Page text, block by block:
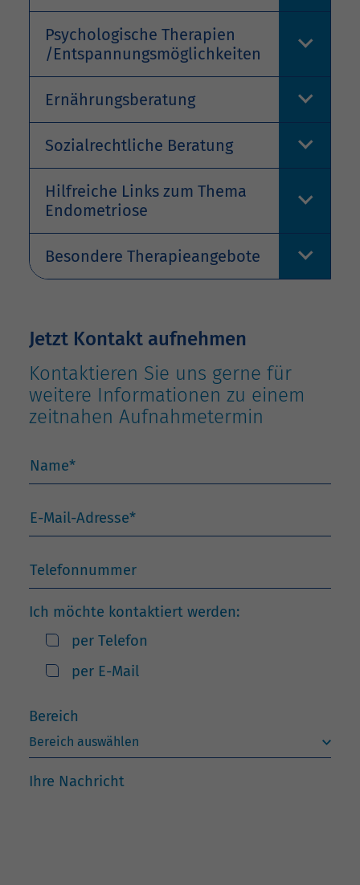
Psychologische Therapien
/Entspannungsmöglichkeiten
Ernährungsberatung
Sozialrechtliche Beratung
Hilfreiche Links zum Thema
Endometriose
Besondere Therapieangebote
Jetzt Kontakt aufnehmen
Kontaktieren Sie uns gerne für
weitere Informationen zu einem
zeitnahen Aufnahmetermin
Name*
E-Mail-Adresse*
Telefonnummer
Ich möchte kontaktiert werden:
per Telefon
per E-Mail
Bereich
Ihre Nachricht